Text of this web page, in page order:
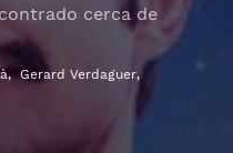
cerca de
López, que
Juan crece como
se esfuerza por
el mal. Ya
, Gerard Verdaguer,